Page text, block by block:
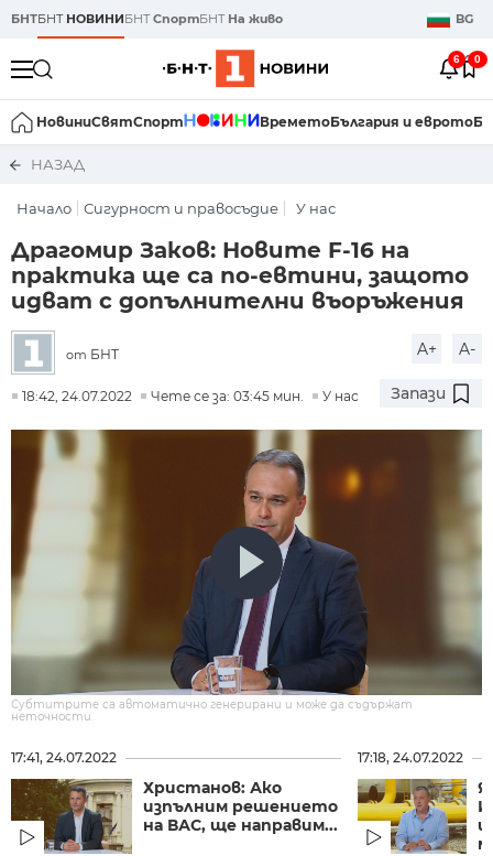
БНТБНТ НОВИНИБНТСпортБНТ На живо BG
6 0
НовиниСвятСпорт ВреметоБългария и еврото
НАЗАД
Начало Сигурност и правосъдие У нас
Драгомир Заков: Новите F-16 на
практика ще са по-евтини, защото
идват с допълнителни въоръжения
от БНТ A+ A-
18:42, 24.07.2022 Чете се за: 03:45 мин. У нас Запази
Субтитрите са автоматично генерирани и може да съдържат
неточности.
17:41, 24.07.2022
Христанов: Ако
изпълним решението
на ВАС, ще направим...
17:18, 24.07.2022